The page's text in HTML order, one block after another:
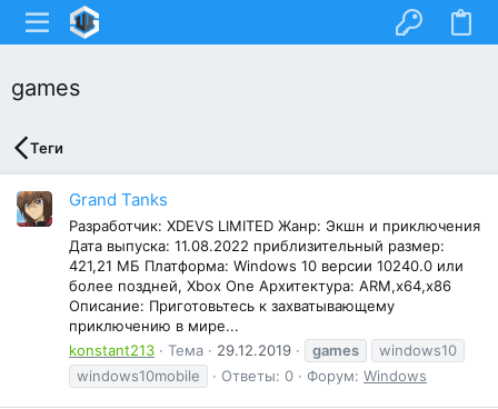
games
Теги
Grand Tanks
Разработчик: XDEVS LIMITED Жанр: Экшн и приключения
Дата выпуска: 11.08.2022 приблизительный размер:
421,21 МБ Платформа: Windows 10 версии 10240.0 или
более поздней, Xbox One Архитектура: ARM,x64,x86
Описание: Приготовьтесь к захватывающему
приключению в мире...
konstant213
Тема 29.12.2019 games
windows10
windows10mobile
Ответы: 0 Форум: Windows